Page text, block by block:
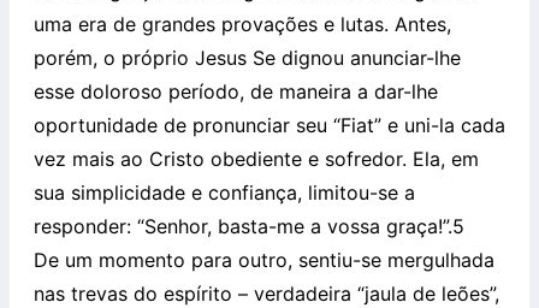
uma era de grandes provações e lutas. Antes,
porém, o próprio Jesus Se dignou anunciar-lhe
esse doloroso período, de maneira a dar-lhe
oportunidade de pronunciar seu “Fiat” e uni-la cada
vez mais ao Cristo obediente e sofredor. Ela, em
sua simplicidade e confiança, limitou-se a
responder: “Senhor, basta-me a vossa graça!”.5
De um momento para outro, sentiu-se mergulhada
nas trevas do espírito – verdadeira “jaula de leões”,